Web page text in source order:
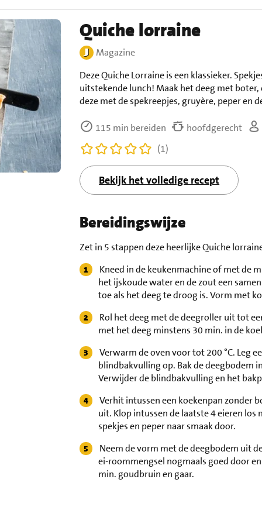
Quiche lorraine
Magazine
Deze Quiche Lorraine is een klassieker.
uitstekende lunch! Maak het deeg met
deze met de spekreepjes, gruyère, peper en
115 min bereiden hoofdgerecht
(1)
Bekijk het volledige recept
Bereidingswijze
Zet in 5 stappen deze heerlijke Quiche
Kneed in de keukenmachine of met de
het ijskoude water en de zout een
toe als het deeg te droog is. Vorm met
Rol het deeg met de deegroller uit tot
met het deeg minstens 30 min. in de
Verwarm de oven voor tot 200 °C. Leg
blindbakvulling op. Bak de deegbodem
Verwijder de blindbakvulling en het
Verhit intussen een koekenpan zonder
uit. Klop intussen de laatste 4 eieren
spekjes en peper naar smaak door.
Neem de vorm met de deegbodem uit
ei-roommengsel nogmaals goed door
min. goudbruin en gaar.